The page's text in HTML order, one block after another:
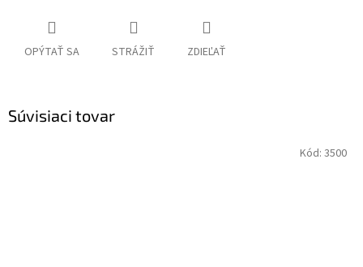
OPÝTAŤ SA STRÁŽIŤ ZDIEĽAŤ
Súvisiaci tovar
Kód: 3500